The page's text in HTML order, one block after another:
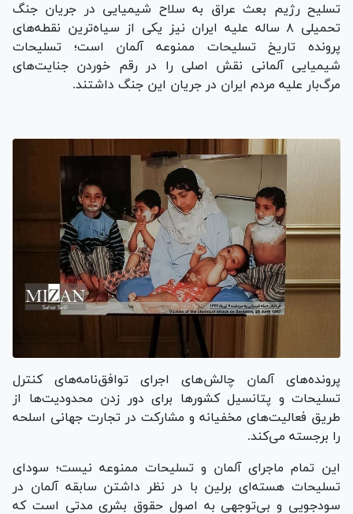
تسلیح رژیم بعث عراق به سلاح شیمیایی در جریان جنگ
تحمیلی ۸ ساله علیه ایران نیز یکی از سیاه‌ترین نقطه‌های
پرونده تاریخ تسلیحات ممنوعه آلمان است؛ تسلیحات
شیمیایی آلمانی نقش اصلی را در رقم خوردن جنایت‌های
مرگ‌بار علیه مردم ایران در جریان این جنگ داشتند.
پرونده‌های آلمان چالش‌های اجرای توافق‌نامه‌های کنترل
تسلیحات و پتانسیل کشور‌ها برای دور زدن محدودیت‌ها از
طریق فعالیت‌های مخفیانه و مشارکت در تجارت جهانی اسلحه
را برجسته می‌کند.
این تمام ماجرای آلمان و تسلیحات ممنوعه نیست؛ سودای
تسلیحات هسته‌ای برلین با در نظر داشتن سابقه آلمان در
سودجویی و بی‌توجهی به اصول حقوق بشری مدتی است که